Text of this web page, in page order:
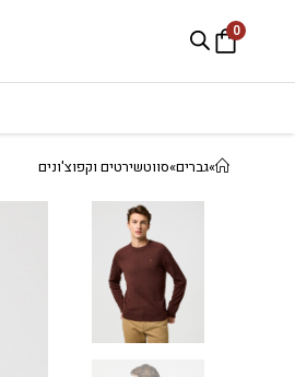
0
»גברים»סווטשירטים וקפוצ'ונים